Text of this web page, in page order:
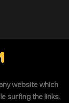
website which
surfing the links.